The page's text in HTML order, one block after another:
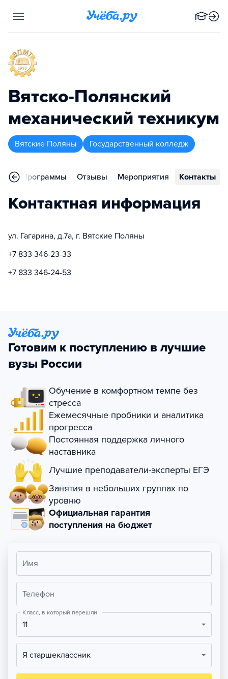
Вятско-Полянский
механический техникум
Вятские Поляны Государственный колледж
Программы Отзывы Мероприятия Контакты
Контактная информация
ул. Гагарина, д.7а, г. Вятские Поляны
+7 833 346-23-33
+7 833 346-24-53
Готовим к поступлению в лучшие
вузы России
Обучение в комфортном темпе без
стресса
Ежемесячные пробники и аналитика
прогресса
Постоянная поддержка личного
наставника
Лучшие преподаватели-эксперты ЕГЭ
Занятия в небольших группах по
уровню
Официальная гарантия
поступления на бюджет
Имя
Телефон
Класс, в который перешли
11
Я старшеклассник